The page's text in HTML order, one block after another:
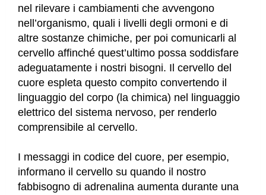
nel rilevare i cambiamenti che avvengono
nell’organismo, quali i livelli degli ormoni e di
altre sostanze chimiche, per poi comunicarli al
cervello affinché quest’ultimo possa soddisfare
adeguatamente i nostri bisogni. Il cervello del
cuore espleta questo compito convertendo il
linguaggio del corpo (la chimica) nel linguaggio
elettrico del sistema nervoso, per renderlo
comprensibile al cervello.
I messaggi in codice del cuore, per esempio,
informano il cervello su quando il nostro
fabbisogno di adrenalina aumenta durante una